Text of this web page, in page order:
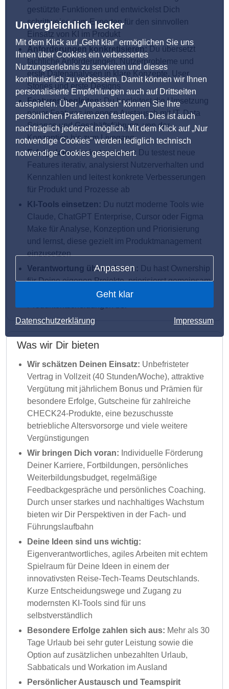
Unvergleichlich lecker
Mit dem Klick auf „Geht klar” ermöglichen Sie uns
Ihnen über Cookies ein verbessertes
Nutzungserlebnis zu servieren und dieses
kontinuierlich zu verbessern. Damit können wir Ihnen
personalisierte Empfehlungen auch auf Drittseiten
ausspielen. Über „Anpassen” können Sie Ihre
persönlichen Präferenzen festlegen. Dies ist auch
nachträglich jederzeit möglich. Mit dem Klick auf „Nur
notwendige Cookies” werden lediglich technisch
notwendige Cookies gespeichert.
Anpassen
Geht klar
Datenschutzerklärung Impressum
gestützte Funktionen und entwickelst Dich
schrittweise zum Experten für den sinnvollen
Einsatz von KI im Produkt
Anforderungen konkretisieren: Du übersetzt
fachliche Anforderungen, Nutzerprobleme und
erste Datenanalysen in klare Konzepte, User
Stories und erste Designs
Features begleiten:Du begleitest die Umsetzung
neuer Features im engen Austausch mit IT, Data
Science und Geschäftsführung, von der
Konzeption bis zum Livegang
Erfolg datenbasiert messen: Du testest neue
Features iterativ, analysierst Nutzerverhalten und
Kennzahlen und leitest konkrete Verbesserungen
für Produkt und Prozesse ab
KI-Tools einsetzen: Du nutzt moderne Tools wie
Claude, ChatGPT Enterprise, Cursor oder Figma
Make für Analyse, Konzeption und Priorisierung
und lernst, diese gezielt im Produktmanagement
einzusetzen
Verantwortung übernehmen: Du hast Ownership
für Deine eigenen Projekte, priorisierst gemeinsam
mit dem Team und trägst aktiv zu
Was wir Dir bieten
Wir schätzen Deinen Einsatz: Unbefristeter
Vertrag in Vollzeit (40 Stunden/Woche), attraktive
Vergütung mit jährlichem Bonus und Prämien für
besondere Erfolge, Gutscheine für zahlreiche
CHECK24-Produkte, eine bezuschusste
betriebliche Altersvorsorge und viele weitere
Vergünstigungen
Wir bringen Dich voran: Individuelle Förderung
Deiner Karriere, Fortbildungen, persönliches
Weiterbildungsbudget, regelmäßige
Feedbackgespräche und persönliches Coaching.
Durch unser starkes und nachhaltiges Wachstum
bieten wir Dir Perspektiven in der Fach- und
Führungslaufbahn
Deine Ideen sind uns wichtig:
Eigenverantwortliches, agiles Arbeiten mit echtem
Spielraum für Deine Ideen in einem der
innovativsten Reise-Tech-Teams Deutschlands.
Kurze Entscheidungswege und Zugang zu
modernsten KI-Tools sind für uns
selbstverständlich
Besondere Erfolge zahlen sich aus: Mehr als 30
Tage Urlaub bei sehr guter Leistung sowie die
Option auf zusätzlichen unbezahlten Urlaub,
Sabbaticals und Workation im Ausland
Persönlicher Austausch und Teamspirit